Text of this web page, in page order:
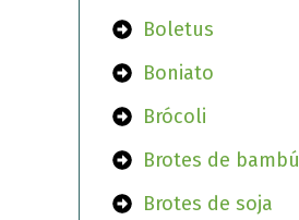
Boletus
Boniato
Brócoli
Brotes de bambú
Brotes de soja